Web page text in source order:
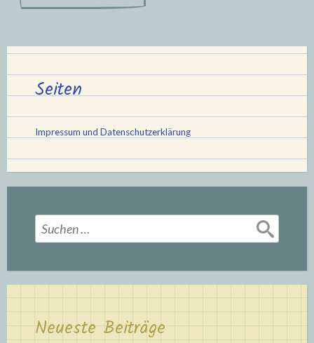
Seiten
Impressum und Datenschutzerklärung
Suchen
nach:
Neueste Beiträge